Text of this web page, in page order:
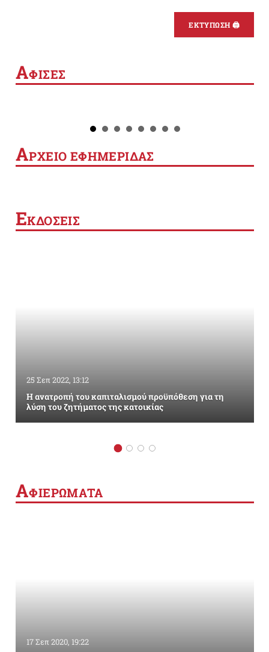
ΕΚΤΥΠΩΣΗ 🖨
ΑΦΙΣΕΣ
ΑΡΧΕΙΟ ΕΦΗΜΕΡΙΔΑΣ
ΕΚΔΟΣΕΙΣ
25 Σεπ 2022, 13:12
Η ανατροπή του καπιταλισμού προϋπόθεση για τη
λύση του ζητήματος της κατοικίας
ΑΦΙΕΡΩΜΑΤΑ
17 Σεπ 2020, 19:22